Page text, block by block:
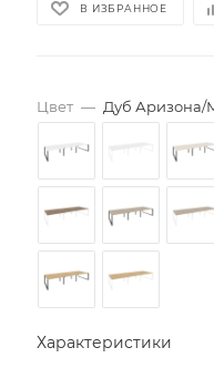
В ИЗБРАННОЕ
Цвет — Дуб Аризона/
Характеристики